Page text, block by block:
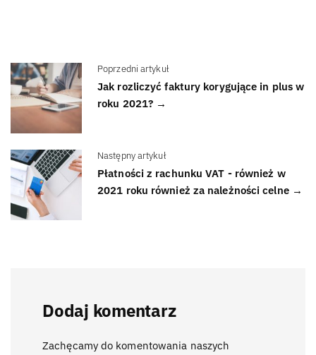
Poprzedni artykuł
Jak rozliczyć faktury korygujące in plus w
roku 2021? →
Następny artykuł
Płatności z rachunku VAT - również w
2021 roku również za należności celne →
Dodaj komentarz
Zachęcamy do komentowania naszych